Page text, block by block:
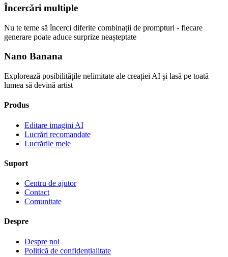
Încercări multiple
Nu te teme să încerci diferite combinații de prompturi - fiecare
generare poate aduce surprize neașteptate
Nano Banana
Explorează posibilitățile nelimitate ale creației AI și lasă pe toată
lumea să devină artist
Produs
Editare imagini AI
Lucrări recomandate
Lucrările mele
Suport
Centru de ajutor
Contact
Comunitate
Despre
Despre noi
Politică de confidențialitate